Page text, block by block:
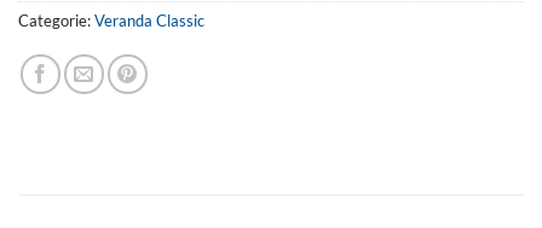
Categorie:Veranda Classic